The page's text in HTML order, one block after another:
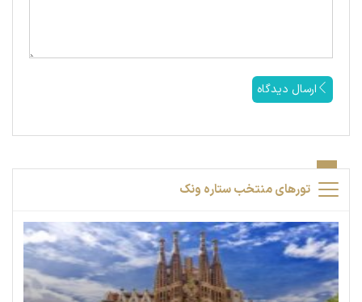
ارسال دیدگاه
تورهای منتخب ستاره ونک